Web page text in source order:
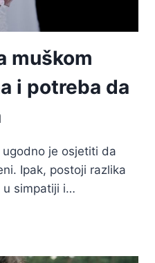
muškom
i potreba da
je osjetiti da
Ipak, postoji razlika
u simpatiji i…